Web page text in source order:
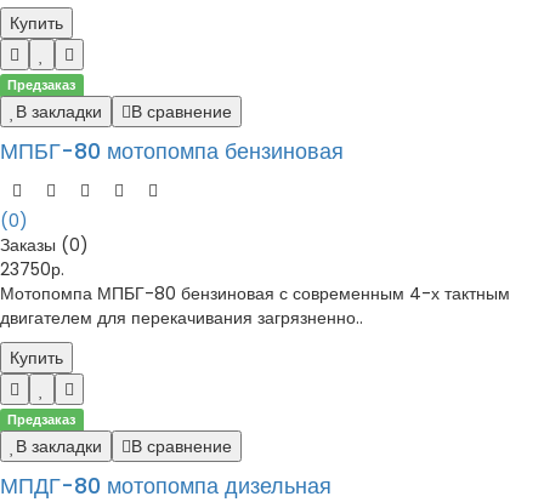
Купить
Предзаказ
В закладки В сравнение
МПБГ-80 мотопомпа бензиновая
(0)
Заказы (0)
23750р.
Мотопомпа МПБГ-80 бензиновая с современным 4-х тактным
двигателем для перекачивания загрязненно..
Купить
Предзаказ
В закладки В сравнение
МПДГ-80 мотопомпа дизельная